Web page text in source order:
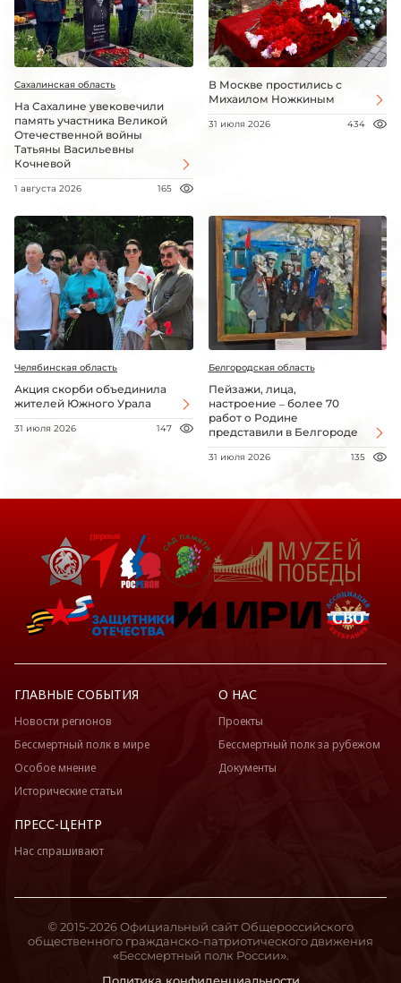
Сахалинская область
На Сахалине увековечили
память участника Великой
Отечественной войны
Татьяны Васильевны
Кочневой
1 августа 2026 165
В Москве простились с
Михаилом Ножкиным
31 июля 2026 434
Челябинская область
Акция скорби объединила
жителей Южного Урала
31 июля 2026 147
Белгородская область
Пейзажи, лица,
настроение – более 70
работ о Родине
представили в Белгороде
31 июля 2026 135
ГЛАВНЫЕ СОБЫТИЯ
Новости регионов
Бессмертный полк в мире
Особое мнение
Исторические статьи
О НАС
Проекты
Бессмертный полк за рубежом
Документы
ПРЕСС-ЦЕНТР
Нас спрашивают
© 2015-2026 Официальный сайт Общероссийского
общественного гражданско-патриотического движения
«Бессмертный полк России».